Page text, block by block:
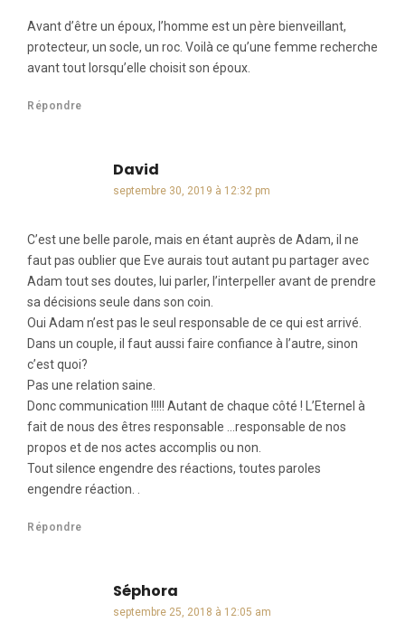
Avant d’être un époux, l’homme est un père bienveillant,
protecteur, un socle, un roc. Voilà ce qu’une femme recherche
avant tout lorsqu’elle choisit son époux.
Répondre
David
septembre 30, 2019 à 12:32 pm
C’est une belle parole, mais en étant auprès de Adam, il ne
faut pas oublier que Eve aurais tout autant pu partager avec
Adam tout ses doutes, lui parler, l’interpeller avant de prendre
sa décisions seule dans son coin.
Oui Adam n’est pas le seul responsable de ce qui est arrivé.
Dans un couple, il faut aussi faire confiance à l’autre, sinon
c’est quoi?
Pas une relation saine.
Donc communication !!!!! Autant de chaque côté ! L’Eternel à
fait de nous des êtres responsable …responsable de nos
propos et de nos actes accomplis ou non.
Tout silence engendre des réactions, toutes paroles
engendre réaction. .
Répondre
Séphora
septembre 25, 2018 à 12:05 am